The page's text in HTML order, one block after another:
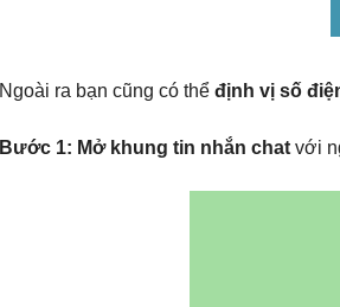
Ngoài ra bạn cũng có thể định vị số
Bước 1: Mở khung tin nhắn chat với